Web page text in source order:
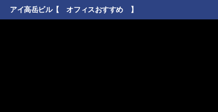
アイ高岳ビル【 オフィスおすすめ 】